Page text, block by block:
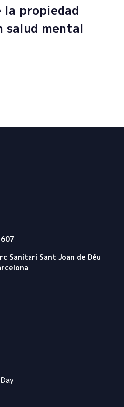
propiedad
salud mental
Sanitari Sant Joan de Déu